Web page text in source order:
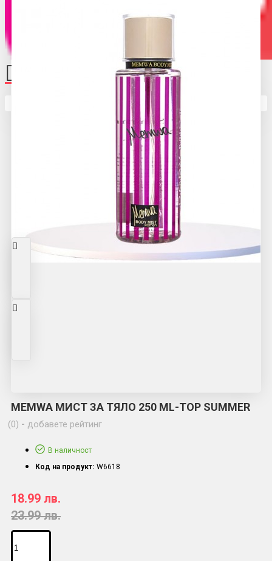
MEMWA МИСТ ЗА ТЯЛО 250 ML-TOP SUMMER
(0) - добавете рейтинг
18.99 лв.
23.99 лв.
В наличност
Код на продукт: W6618